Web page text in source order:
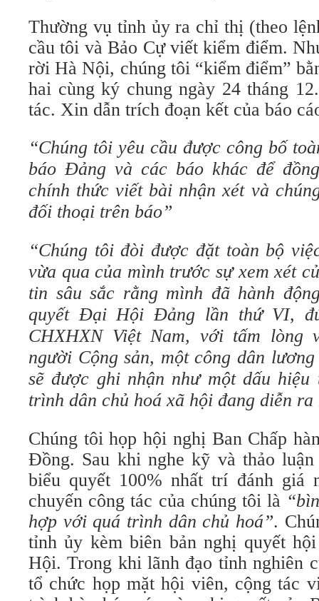
Thường vụ tỉnh ủy ra chỉ thị (theo
cầu tôi và Bảo Cự viết kiểm điểm.
rời Hà Nội, chúng tôi “kiểm điểm”
hai cùng ký chung ngày 24 tháng
tác. Xin dẫn trích đoạn kết của báo
“Chúng tôi yêu cầu được công bố
báo Đảng và các báo khác để
chính thức viết bài nhận xét và
đối thoại trên báo”
“Chúng tôi đòi được đặt toàn bộ
vừa qua của mình trước sự xem xét
tin sâu sắc rằng mình đã hành
quyết Đại Hội Đảng lần thứ VI,
CHXHXN Việt Nam, với tấm lòng
người Cộng sản, một công dân
sẽ được ghi nhận như một dấu
trình dân chủ hoá xã hội đang diễn
Chúng tôi họp hội nghị Ban Chấp
Đồng. Sau khi nghe kỹ và thảo
biểu quyết 100% nhất trí đánh giá
chuyến công tác của chúng tôi là
hợp với quá trình dân chủ hoá”.
tỉnh ủy kèm biên bản nghị quyết
Hội. Trong khi lãnh đạo tỉnh nghiên
tổ chức họp mặt hội viên, cộng tác